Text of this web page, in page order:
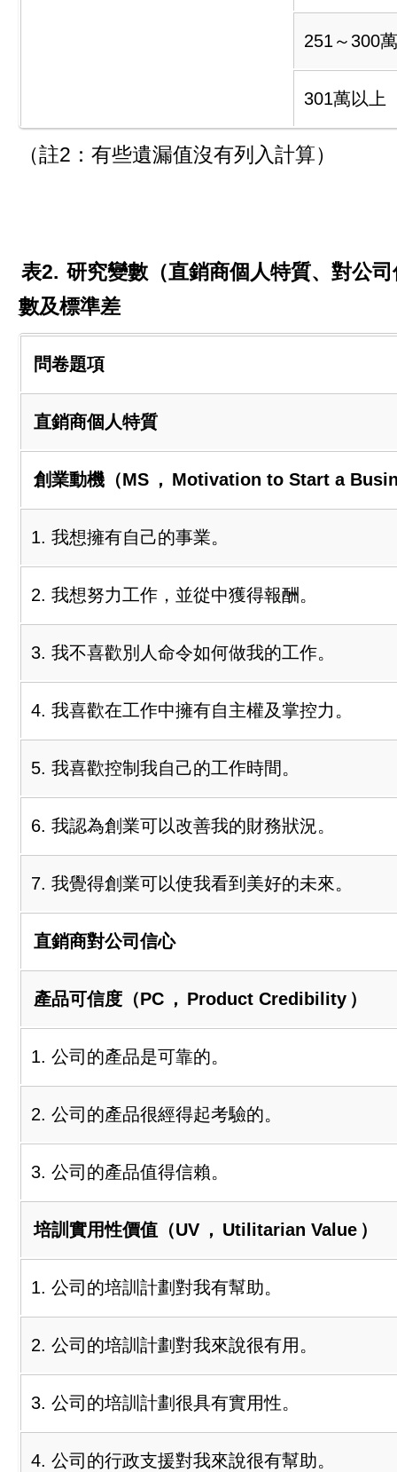
251～300萬
301萬以上
（註2：有些遺漏值沒有列入計算）
表2. 研究變數（直銷商個人特質、對公
數及標準差
問卷題項
直銷商個人特質
創業動機（MS ， Motivation to Start a
1. 我想擁有自己的事業。
2. 我想努力工作，並從中獲得報酬。
3. 我不喜歡別人命令如何做我的工作。
4. 我喜歡在工作中擁有自主權及掌控力。
5. 我喜歡控制我自己的工作時間。
6. 我認為創業可以改善我的財務狀況。
7. 我覺得創業可以使我看到美好的未來。
直銷商對公司信心
產品可信度（PC ， Product Credibility ）
1. 公司的產品是可靠的。
2. 公司的產品很經得起考驗的。
3. 公司的產品值得信賴。
培訓實用性價值（UV ， Utilitarian Value ）
1. 公司的培訓計劃對我有幫助。
2. 公司的培訓計劃對我來說很有用。
3. 公司的培訓計劃很具有實用性。
4. 公司的行政支援對我來說很有幫助。